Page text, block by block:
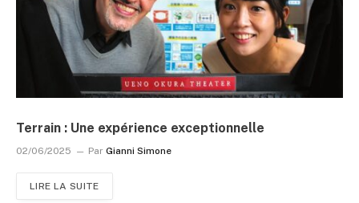
Terrain : Une expérience exceptionnelle
02/06/2025 Par Gianni Simone
LIRE LA SUITE